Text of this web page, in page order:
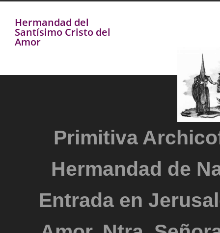
Hermandad del
Santísimo Cristo del
Amor
Primitiva
Hermandad de
Entrada en